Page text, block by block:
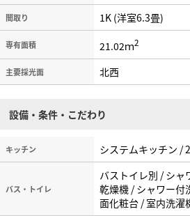
間取り 1K (洋室6.3畳)
専有面積 21.02ｍ2
主要採光面 北西
設備・条件・こだわり
キッチン システムキッチン /
バス・トイレ
バストイレ別 / シャ
乾燥機 / シャワー付
面化粧台 / 室内洗濯